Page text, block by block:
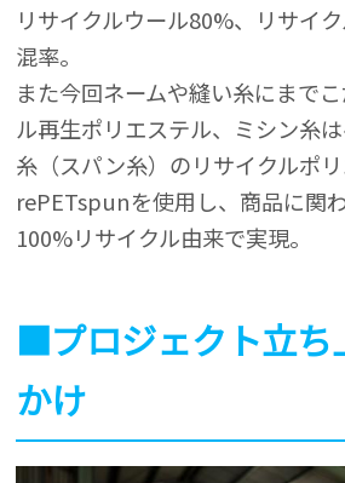
リサイクルウール80%、リサイ
混率。
また今回ネームや縫い糸にまで
ル再生ポリエステル、ミシン糸
糸（スパン糸）のリサイクルポ
rePETspunを使用し、商品に関
100%リサイクル由来で実現。
■プロジェクト立ち
かけ